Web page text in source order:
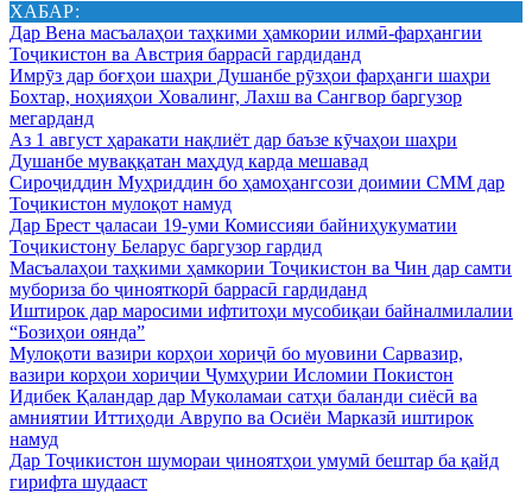
ХАБАР:
Дар Вена масъалаҳои таҳкими ҳамкории илмӣ-фарҳангии
Тоҷикистон ва Австрия баррасӣ гардиданд
Имрӯз дар боғҳои шаҳри Душанбе рӯзҳои фарҳанги шаҳри
Бохтар, ноҳияҳои Ховалинг, Лахш ва Сангвор баргузор
мегарданд
Аз 1 август ҳаракати нақлиёт дар баъзе кӯчаҳои шаҳри
Душанбе муваққатан маҳдуд карда мешавад
Сироҷиддин Муҳриддин бо ҳамоҳангсози доимии СММ дар
Тоҷикистон мулоқот намуд
Дар Брест ҷаласаи 19-уми Комиссияи байниҳукуматии
Тоҷикистону Беларус баргузор гардид
Масъалаҳои таҳкими ҳамкории Тоҷикистон ва Чин дар самти
мубориза бо ҷинояткорӣ баррасӣ гардиданд
Иштирок дар маросими ифтитоҳи мусобиқаи байналмилалии
“Бозиҳои оянда”
Мулоқоти вазири корҳои хориҷӣ бо муовини Сарвазир,
вазири корҳои хориҷии Ҷумҳурии Исломии Покистон
Идибек Қаландар дар Муколамаи сатҳи баланди сиёсӣ ва
амниятии Иттиҳоди Аврупо ва Осиёи Марказӣ иштирок
намуд
Дар Тоҷикистон шумораи ҷиноятҳои умумӣ бештар ба қайд
гирифта шудааст